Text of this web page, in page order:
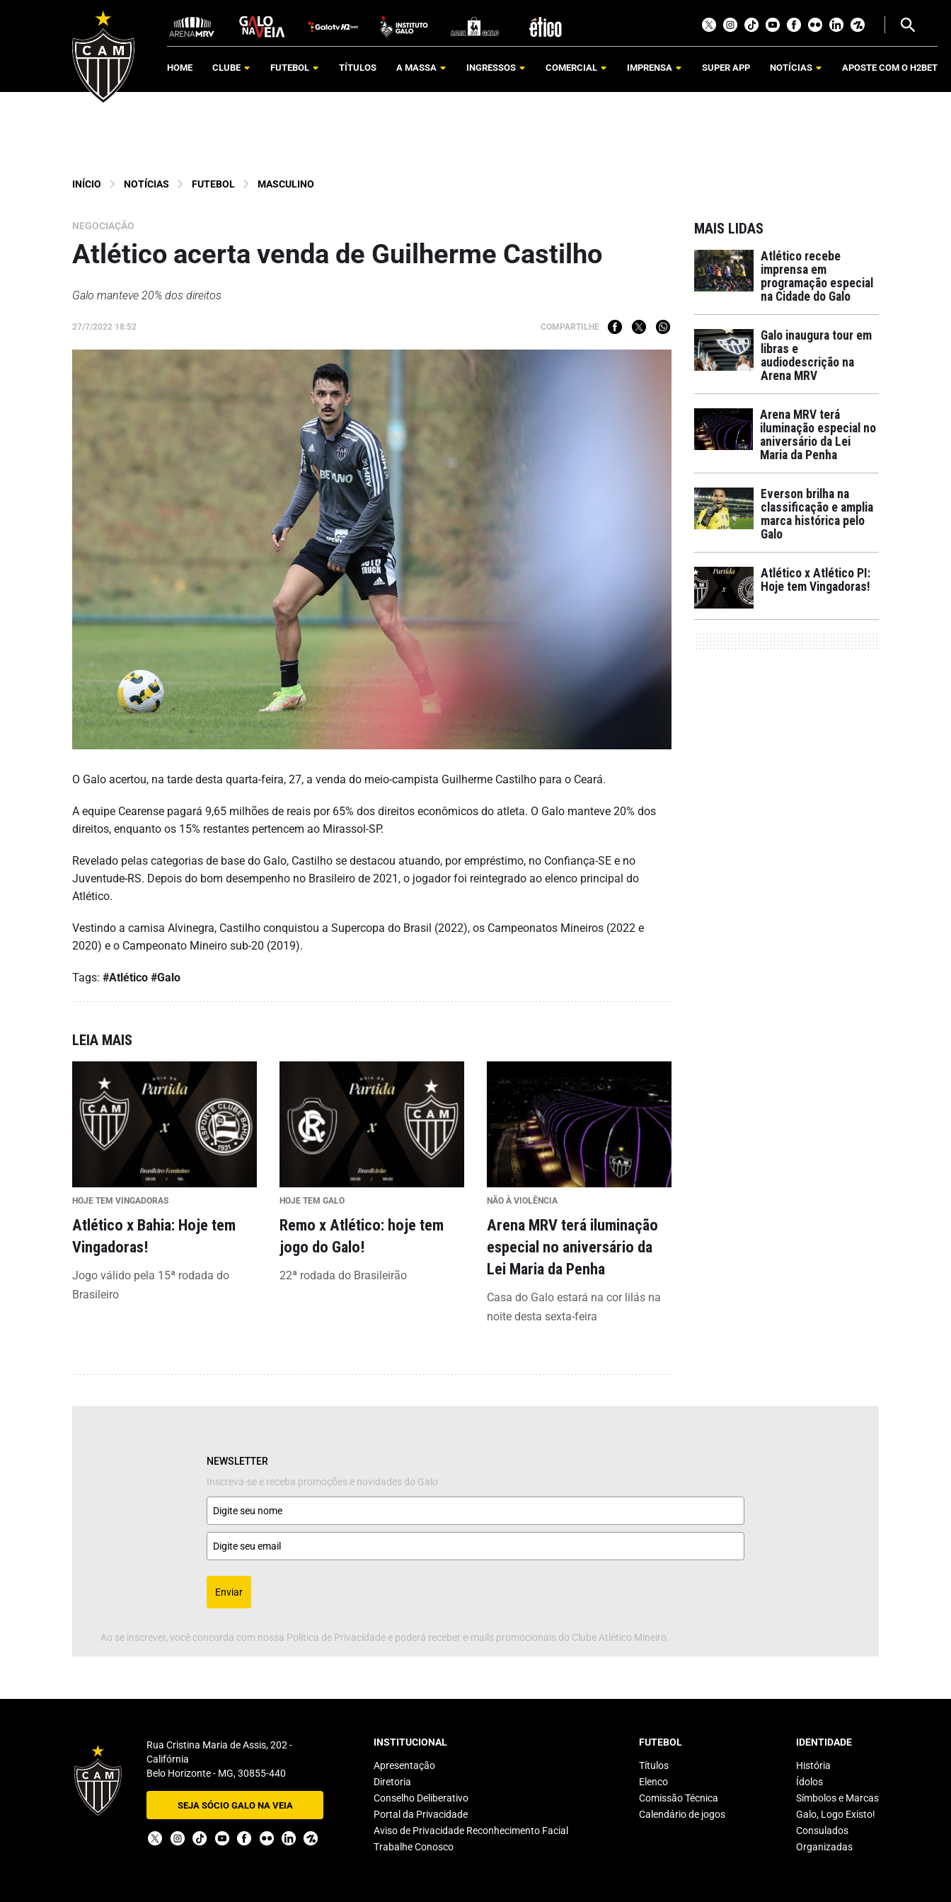
HOME CLUBE FUTEBOL TÍTULOS A MASSA INGRESSOS COMERCIAL IMPRENSA SUPER APP NOTÍCIAS APOSTE COM O H2BET
INÍCIO NOTÍCIAS FUTEBOL MASCULINO
NEGOCIAÇÃO
Atlético acerta venda de Guilherme Castilho
Galo manteve 20% dos direitos
27/7/2022 18:52 COMPARTILHE
O Galo acertou, na tarde desta quarta-feira, 27, a venda do meio-campista Guilherme Castilho para o Ceará.
A equipe Cearense pagará 9,65 milhões de reais por 65% dos direitos econômicos do atleta. O Galo manteve 20% dos
direitos, enquanto os 15% restantes pertencem ao Mirassol-SP.
Revelado pelas categorias de base do Galo, Castilho se destacou atuando, por empréstimo, no Confiança-SE e no
Juventude-RS. Depois do bom desempenho no Brasileiro de 2021, o jogador foi reintegrado ao elenco principal do
Atlético.
Vestindo a camisa Alvinegra, Castilho conquistou a Supercopa do Brasil (2022), os Campeonatos Mineiros (2022 e
2020) e o Campeonato Mineiro sub-20 (2019).
Tags: #Atlético #Galo
LEIA MAIS
HOJE TEM VINGADORAS
Atlético x Bahia: Hoje tem
Vingadoras!
Jogo válido pela 15ª rodada do
Brasileiro
HOJE TEM GALO
Remo x Atlético: hoje tem
jogo do Galo!
22ª rodada do Brasileirão
NÃO À VIOLÊNCIA
Arena MRV terá iluminação
especial no aniversário da
Lei Maria da Penha
Casa do Galo estará na cor lilás na
noite desta sexta-feira
MAIS LIDAS
Atlético recebe
imprensa em
programação especial
na Cidade do Galo
Galo inaugura tour em
libras e
audiodescrição na
Arena MRV
Arena MRV terá
iluminação especial no
aniversário da Lei
Maria da Penha
Everson brilha na
classificação e amplia
marca histórica pelo
Galo
Atlético x Atlético PI:
Hoje tem Vingadoras!
NEWSLETTER
Inscreva-se e receba promoções e novidades do Galo
Enviar
Ao se inscrever, você concorda com nossa Política de Privacidade e poderá receber e-mails promocionais do Clube Atlético Mineiro.
Rua Cristina Maria de Assis, 202 -
Califórnia
Belo Horizonte - MG, 30855-440
SEJA SÓCIO GALO NA VEIA
INSTITUCIONAL
Apresentação
Diretoria
Conselho Deliberativo
Portal da Privacidade
Aviso de Privacidade Reconhecimento Facial
Trabalhe Conosco
FUTEBOL
Títulos
Elenco
Comissão Técnica
Calendário de jogos
IDENTIDADE
História
Ídolos
Símbolos e Marcas
Galo, Logo Existo!
Consulados
Organizadas